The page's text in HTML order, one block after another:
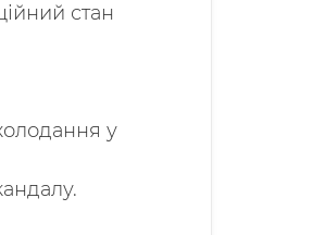
стан
у